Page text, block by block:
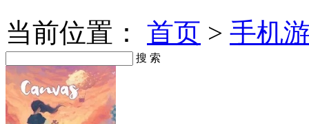
当前位置： 首页 > 手机
搜 索